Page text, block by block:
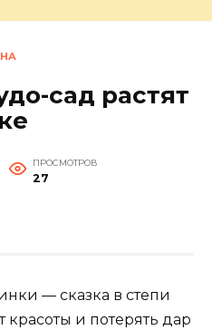
сад растят
ПРОСМОТРОВ
27
— сказка в степи
красоты и потерять дар